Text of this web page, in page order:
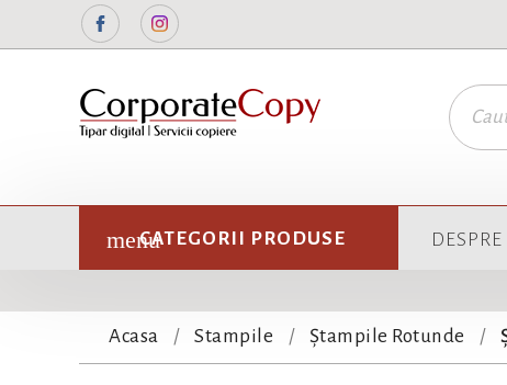
FacebookInstagram
CATEGORII PRODUSE
Acasa Stampile Ștampile Rotunde